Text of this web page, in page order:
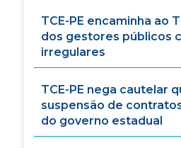
TCE-PE encaminha ao
dos gestores públicos
irregulares
TCE-PE nega cautelar
suspensão de
do governo estadual